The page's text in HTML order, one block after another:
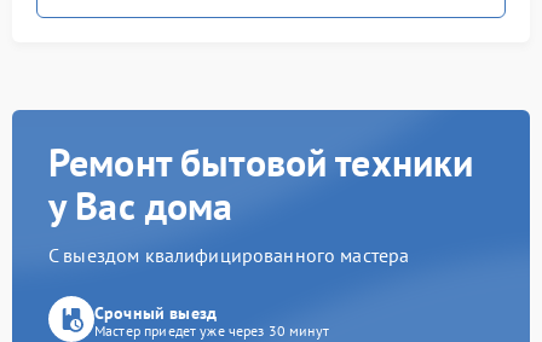
Ремонт бытовой техники
у Вас дома
С выездом квалифицированного мастера
Срочный выезд
Мастер приедет уже через 30 минут